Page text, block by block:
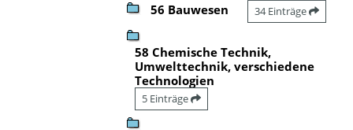
56 Bauwesen 34 Einträge
58 Chemische Technik,
Umwelttechnik, verschiedene
Technologien
5 Einträge